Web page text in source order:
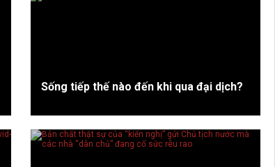
Sống tiếp thế nào đến khi qua đại dịch?